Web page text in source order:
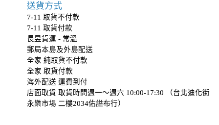
送貨方式
7-11 取貨不付款
7-11 取貨付款
長昱貨運 - 常溫
郵局本島及外島配送
全家 純取貨不付款
全家 取貨付款
海外配送 運費到付
店面取貨 取貨時間週一～週六 10:00-17:30 （台北迪化街
永樂市場 二樓2034佑謚布行）